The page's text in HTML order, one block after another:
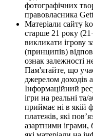
фотографічних
правовласника
Матеріали сайту
старше 21 року
викликати ігрову
(принципів)
ознак залежності
Пам'ятайте, що
джерелом доходів
Інформаційний
ігри на реальні та/
приймає ні в якій
платежів, які
азартними іграми,